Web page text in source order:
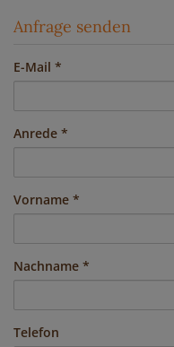
Anfrage senden
E-Mail
Anrede
Vorname
Nachname
Telefon